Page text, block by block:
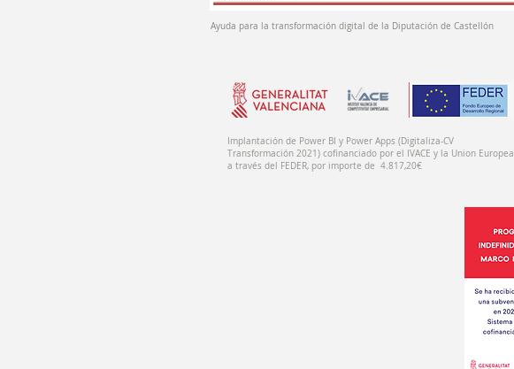
Ayuda para la transformación digital de la Diputación de Castellón
Implantación de Power BI y Power Apps (Digitaliza-CV
Transformación 2021) cofinanciado por el IVACE y la Union Europea
a través del FEDER, por importe de 4.817,20€